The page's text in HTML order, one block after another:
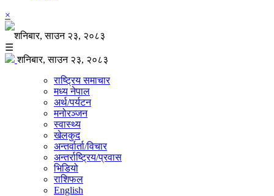
×
शनिबार, साउन २३, २०८३
☰
शनिबार, साउन २३, २०८३
राष्ट्रिय समाचार
मध्य नेपाल
अर्थ/पर्यटन
मनोरञ्जन
स्वास्थ्य
खेलकुद
अन्तर्वार्ता/विचार
अन्तर्राष्ट्रिय/प्रवास
भिडियो
राशिफल
English